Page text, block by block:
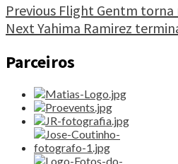
de
O
Berdadeiro
Continue
Reading
Previous Flight Gentm torna
NextYahima Ramirez
Parceiros